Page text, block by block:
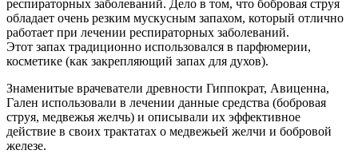
респираторных заболеваний. Дело в том, что бобровая струя
обладает очень резким мускусным запахом, который отлично
работает при лечении респираторных заболеваний.
Этот запах традиционно использовался в парфюмерии,
косметике (как закрепляющий запах для духов).
Знаменитые врачеватели древности Гиппократ, Авиценна,
Гален использовали в лечении данные средства (бобровая
струя, медвежья желчь) и описывали их эффективное
действие в своих трактатах о медвежьей желчи и бобровой
железе.